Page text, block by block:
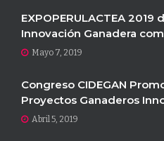
EXPOPERULACTEA 2019
Innovación Ganadera
Mayo 7, 2019
Congreso CIDEGAN
Proyectos Ganaderos
Abril 5, 2019